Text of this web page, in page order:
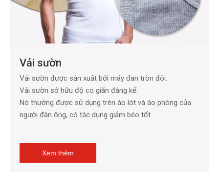
Vải sườn
Vải sườn được sản xuất bởi máy đan tròn đôi.
Vải sườn sở hữu độ co giãn đáng kể.
Nó thường được sử dụng trên áo lót và áo phông của
người đàn ông, có tác dụng giảm béo tốt.
Xem thêm